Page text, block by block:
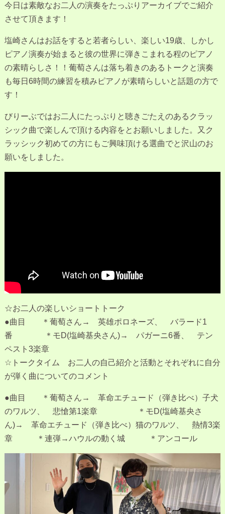
今日は素敵なお二人の演奏をたっぷりアーカイブでご紹介
させて頂きます！
塩崎さんはお話をすると若者らしい、楽しい19歳、しかし
ピアノ演奏が始まると彼の世界に弾きこまれる程のピアノ
の素晴らしさ！！葡萄さんは落ち着きのあるトークと演奏
も毎日6時間の練習を積みピアノが素晴らしいと話題の方で
す！
びりーぶではお二人にたっぷりと聴きごたえのあるクラッ
シック曲で楽しんで頂ける内容をとお願いしました。又ク
ラッシック初めての方にもご興味頂ける選曲でと沢山のお
願いをしました。
☆お二人の楽しいショートトーク
●曲目 ＊葡萄さん→ 英雄ポロネーズ、 バラード1
番 ＊モD(塩崎基央さん)→ パガーニ6番、 テン
ペスト3楽章
☆トークタイム お二人の自己紹介と活動とそれぞれに自分
が弾く曲についてのコメント
●曲目 ＊葡萄さん→ 革命エチュード（弾き比べ）子犬
のワルツ、 悲愴第1楽章 ＊モD(塩崎基央さ
ん)→ 革命エチュード（弾き比べ）猫のワルツ、 熱情3楽
章 ＊連弾→ハウルの動く城 ＊アンコール